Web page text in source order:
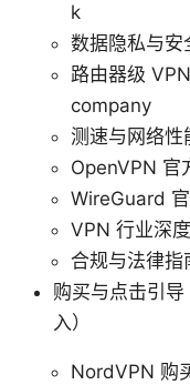
k
数据隐私与
路由器级
company
测速与网络性
OpenVPN
WireGuard
VPN 行业深
合规与法律指
购买与点击引
入）
NordVPN 购